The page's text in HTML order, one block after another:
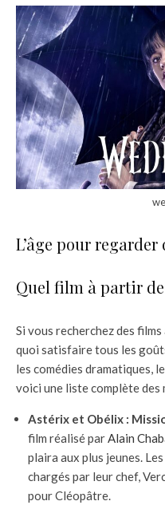
L’âge pour regarder
Quel film à partir de
Si vous recherchez des
quoi satisfaire tous les
les comédies dramatiques,
voici une liste complète des
Astérix et Obélix :
film réalisé parAlain
plaira aux plus jeunes.
chargés par leur chef,
pour Cléopâtre.